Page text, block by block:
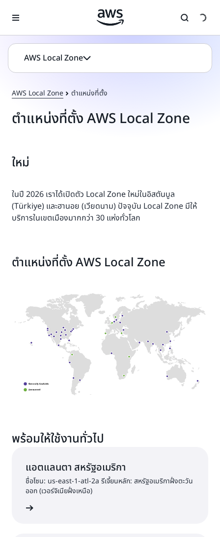
AWS Local Zone
AWS Local Zone ตำแหน่งที่ตั้ง
ตำแหน่งที่ตั้ง AWS Local Zone
ใหม่
ในปี 2026 เราได้เปิดตัว Local Zone ใหม่ในอิสตันบูล
(Türkiye) และฮานอย (เวียดนาม) ปัจจุบัน Local Zone มีให้
บริการในเขตเมืองมากกว่า 30 แห่งทั่วโลก
ตำแหน่งที่ตั้ง AWS Local Zone
พร้อมให้ใช้งานทั่วไป
แอตแลนตา สหรัฐอเมริกา
ชื่อโซน: us-east-1-atl-2a รีเจี้ยนหลัก: สหรัฐอเมริกาฝั่งตะวัน
ออก (เวอร์จิเนียฝั่งเหนือ)